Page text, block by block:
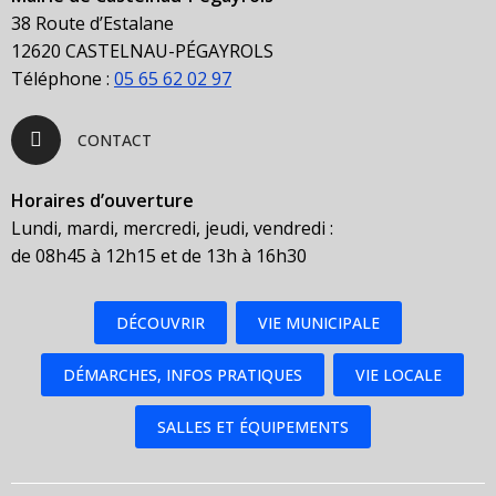
38 Route d’Estalane
12620 CASTELNAU-PÉGAYROLS
Téléphone : 05 65 62 02 97
CONTACT
Horaires d’ouverture
Lundi, mardi, mercredi, jeudi, vendredi :
de 08h45 à 12h15 et de 13h à 16h30
DÉCOUVRIR VIE MUNICIPALE
DÉMARCHES, INFOS PRATIQUES VIE LOCALE
SALLES ET ÉQUIPEMENTS